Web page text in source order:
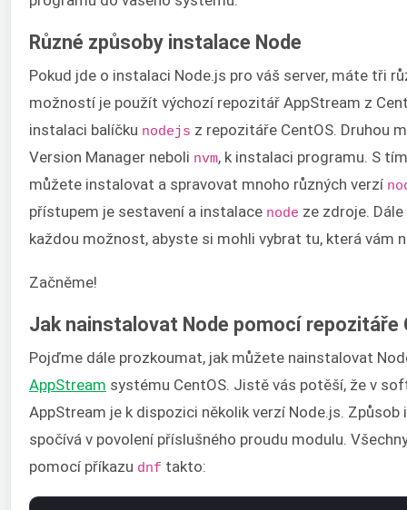
Různé způsoby instalace Node
Pokud jde o instalaci Node.js pro váš server, máte tři
možností je použít výchozí repozitář AppStream z
instalaci balíčku nodejs z repozitáře CentOS. Druhou
Version Manager neboli nvm, k instalaci programu. S
můžete instalovat a spravovat mnoho různých verzí
přístupem je sestavení a instalace node ze zdroje.
každou možnost, abyste si mohli vybrat tu, která vám
Začněme!
Jak nainstalovat Node pomocí repozitáře
Pojďme dále prozkoumat, jak můžete nainstalovat
AppStream systému CentOS. Jistě vás potěší, že v
AppStream je k dispozici několik verzí Node.js.
spočívá v povolení příslušného proudu modulu.
pomocí příkazu dnf takto: